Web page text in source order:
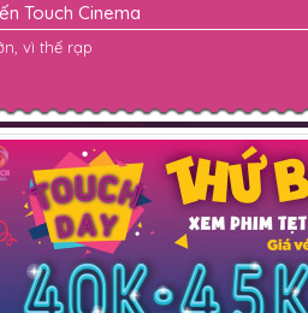
Touch Cinema
vì thế rạp